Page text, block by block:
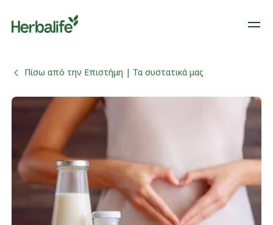
Πίσω από την Επιστήμη | Τα συστατικά μας